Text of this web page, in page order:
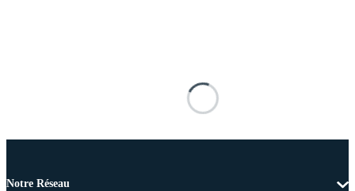
Notre Réseau